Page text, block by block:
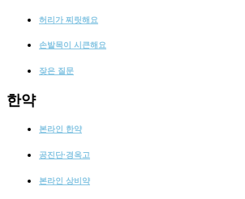
허리가 찌릿해요
손발목이 시큰해요
잦은 질문
한약
본라인 한약
공진단·경옥고
본라인 상비약